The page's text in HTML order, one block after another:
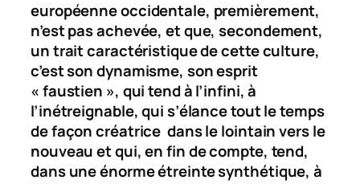
européenne occidentale, premièrement,
n’est pas achevée, et que, secondement,
un trait caractéristique de cette culture,
c’est son dynamisme, son esprit
« faustien », qui tend à l’infini, à
l’inétreignable, qui s’élance tout le temps
de façon créatrice dans le lointain vers le
nouveau et qui, en fin de compte, tend,
dans une énorme étreinte synthétique, à